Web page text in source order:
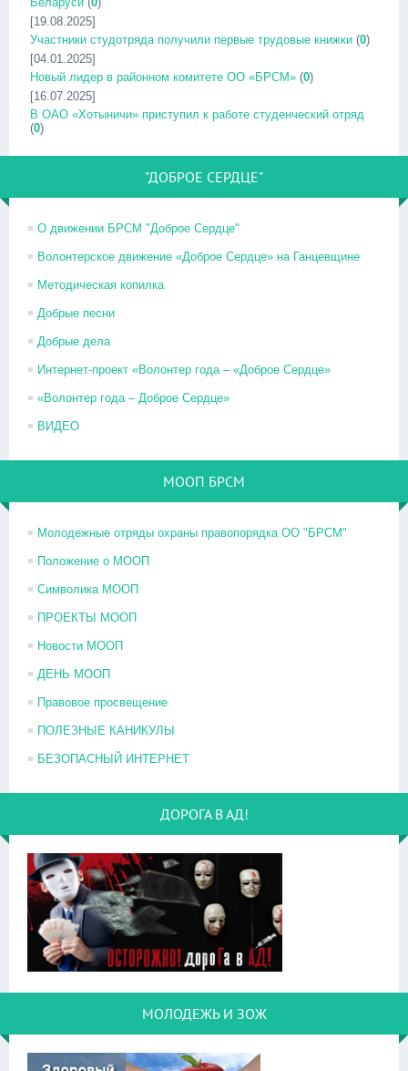
[19.08.2025]
Участники студотряда получили первые трудовые книжки (0)
[04.01.2025]
Новый лидер в районном комитете ОО «БРСМ» (0)
[16.07.2025]
В ОАО «Хотыничи» приступил к работе студенческий отряд
(0)
"ДОБРОЕ СЕРДЦЕ"
О движении БРСМ "Доброе Сердце"
Волонтерское движение «Доброе Сердце» на Ганцевщине
Методическая копилка
Добрые песни
Добрые дела
Интернет-проект «Волонтер года – «Доброе Сердце»
«Волонтер года – Доброе Сердце»
ВИДЕО
МООП БРСМ
Молодежные отряды охраны правопорядка ОО "БРСМ"
Положение о МООП
Символика МООП
ПРОЕКТЫ МООП
Новости МООП
ДЕНЬ МООП
Правовое просвещение
ПОЛЕЗНЫЕ КАНИКУЛЫ
БЕЗОПАСНЫЙ ИНТЕРНЕТ
ДОРОГА В АД!
МОЛОДЕЖЬ И ЗОЖ